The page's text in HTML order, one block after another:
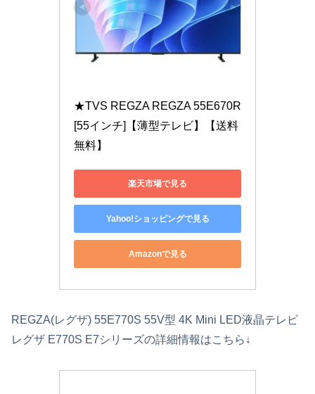
★TVS REGZA REGZA 55E670R
[55インチ]【薄型テレビ】【送料
無料】
楽天市場で見る
Yahoo!ショッピングで見る
Amazonで見る
REGZA(レグザ) 55E770S 55V型 4K Mini LED液晶テレビ
レグザ E770S E7シリーズの詳細情報はこちら↓